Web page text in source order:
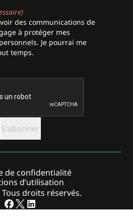
des communications de
à protéger mes
Je pourrai me
temps.
droits réservés.
de confidentialité
d’utilisation